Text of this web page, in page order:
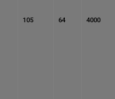
105 64 4000